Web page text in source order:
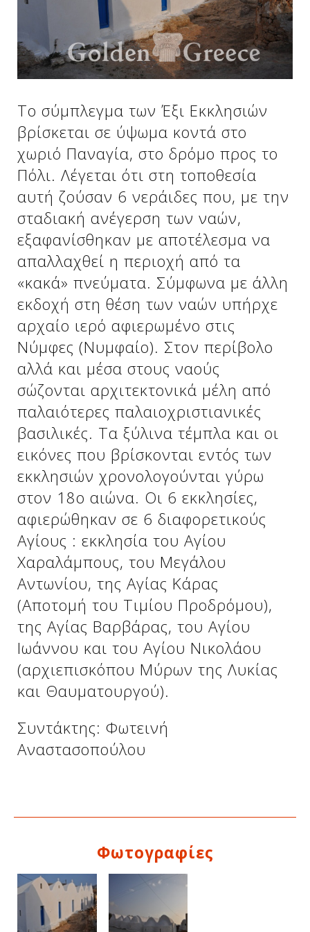
Δείτε μας:
Δείτε μας:
Δείτε μας:
Δείτε μας:
Δείτε μας:
Δείτε μας:
Δείτε μας:
Δείτε μας:
Δείτε μας:
Δείτε μας:
Δείτε μας:
Δείτε μας:
Δείτε μας:
Δείτε μας:
Το σύμπλεγμα των Έξι Εκκλησιών
βρίσκεται σε ύψωμα κοντά στο
χωριό Παναγία, στο δρόμο προς το
Πόλι. Λέγεται ότι στη τοποθεσία
αυτή ζούσαν 6 νεράιδες που, με την
σταδιακή ανέγερση των ναών,
εξαφανίσθηκαν με αποτέλεσμα να
απαλλαχθεί η περιοχή από τα
«κακά» πνεύματα. Σύμφωνα με άλλη
εκδοχή στη θέση των ναών υπήρχε
αρχαίο ιερό αφιερωμένο στις
Νύμφες (Νυμφαίο). Στον περίβολο
αλλά και μέσα στους ναούς
σώζονται αρχιτεκτονικά μέλη από
παλαιότερες παλαιοχριστιανικές
βασιλικές. Τα ξύλινα τέμπλα και οι
εικόνες που βρίσκονται εντός των
εκκλησιών χρονολογούνται γύρω
στον 18ο αιώνα. Οι 6 εκκλησίες,
αφιερώθηκαν σε 6 διαφορετικούς
Αγίους : εκκλησία του Αγίου
Χαραλάμπους, του Μεγάλου
Αντωνίου, της Αγίας Κάρας
(Αποτομή του Τιμίου Προδρόμου),
της Αγίας Βαρβάρας, του Αγίου
Ιωάννου και του Αγίου Νικολάου
(αρχιεπισκόπου Μύρων της Λυκίας
και Θαυματουργού).
Συντάκτης: Φωτεινή
Αναστασοπούλου
Φωτογραφίες